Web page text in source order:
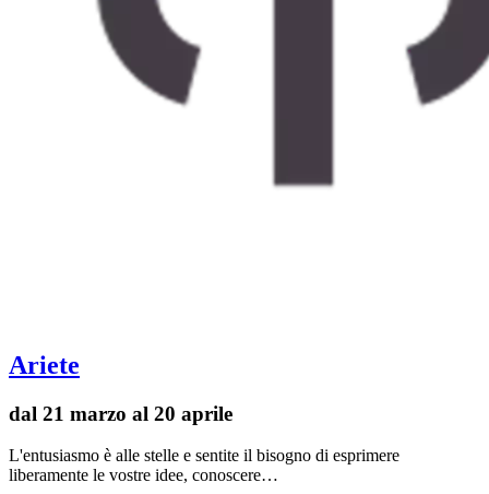
Ariete
dal 21 marzo al 20 aprile
L'entusiasmo è alle stelle e sentite il bisogno di esprimere
liberamente le vostre idee, conoscere…